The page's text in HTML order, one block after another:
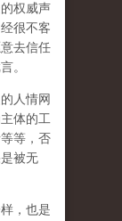
权威声
很不客
去信任
。
人情网
体的工
等，否
被无
，也是